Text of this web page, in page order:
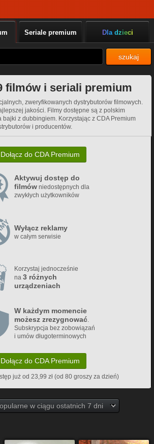
Seriale premium Dla dzieci
szukaj
filmów i seriali premium
zweryfikowanych dystrybutorów filmowych.
jakości. Filmy dostępne są z polskim
bajki z dubbingiem. Korzystając z CDA Premium
i producentów.
Dołącz do CDA Premium
Aktywuj dostęp do
filmówniedostępnych dla
zwykłych użytkowników
Wyłącz reklamy
w całym serwisie
Korzystaj jednocześnie
na 3 różnych
urządzeniach
W każdym momencie
możesz zrezygnować.
Subskrypcja bez zobowiązań
i umów długoterminowych
Dołącz do CDA Premium
już od 23,99 zł (od 80 groszy za dzień)